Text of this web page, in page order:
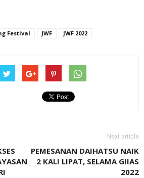
Festival JWF JWF 2022
Next article
PEMESANAN DAIHATSU NAIK
2 KALI LIPAT, SELAMA GIIAS
2022